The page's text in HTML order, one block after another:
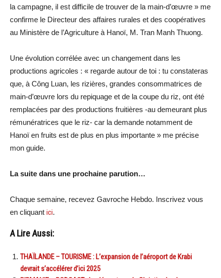
la campagne, il est difficile de trouver de la main-d’œuvre » me
confirme le Directeur des affaires rurales et des coopératives
au Ministère de l’Agriculture à Hanoï, M. Tran Manh Thuong.
Une évolution corrélée avec un changement dans les
productions agricoles : « regarde autour de toi : tu constateras
que, à Công Luan, les rizières, grandes consommatrices de
main-d’œuvre lors du repiquage et de la coupe du riz, ont été
remplacées par des productions fruitières -au demeurant plus
rémunératrices que le riz- car la demande notamment de
Hanoï en fruits est de plus en plus importante » me précise
mon guide.
La suite dans une prochaine parution…
Chaque semaine, recevez Gavroche Hebdo. Inscrivez vous
en cliquant ici.
A Lire Aussi:
THAÏLANDE – TOURISME : L’expansion de l’aéroport de Krabi
devrait s’accélérer d’ici 2025